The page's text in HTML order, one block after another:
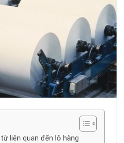
liên quan đến lô hàng